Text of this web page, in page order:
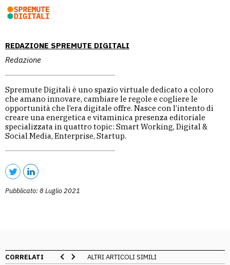
REDAZIONE SPREMUTE DIGITALI
Redazione
Spremute Digitali è uno spazio virtuale dedicato a coloro
che amano innovare, cambiare le regole e cogliere le
opportunità che l’era digitale offre. Nasce con l’intento di
creare una energetica e vitaminica presenza editoriale
specializzata in quattro topic: Smart Working, Digital &
Social Media, Enterprise, Startup.
Pubblicato: 8 Luglio 2021
CORRELATI ALTRI ARTICOLI SIMILI